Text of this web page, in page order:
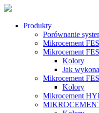
Produkty
Porównanie
Mikrocement
Mikrocement
Kolory
Jak
Mikrocement
Kolory
Mikrocement